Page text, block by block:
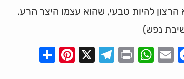
הרצון להיות טבעי, שהוא עצמו היצר הרע.
נפש)
Facebook
Email
WhatsApp
Print
Telegram
X
Pinterest